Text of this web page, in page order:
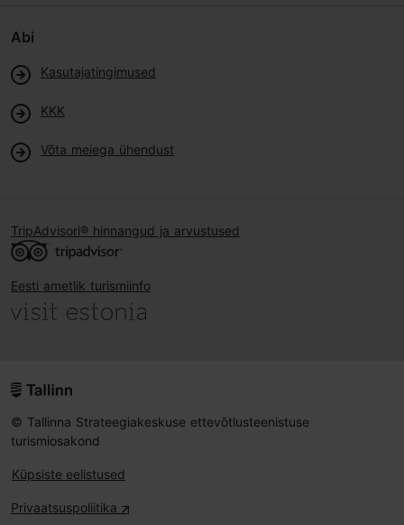
Abi
Kasutajatingimused
KKK
Võta meiega ühendust
TripAdvisori® hinnangud ja arvustused
Eesti ametlik turismiinfo
© Tallinna Strateegiakeskuse ettevõtlusteenistuse
turismiosakond
Küpsiste eelistused
Privaatsuspoliitika